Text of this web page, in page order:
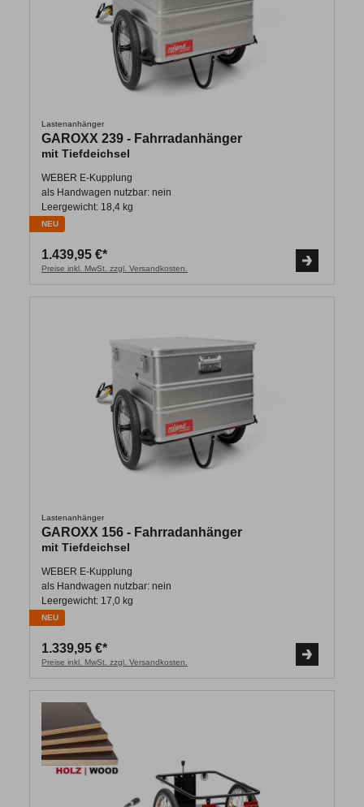
Lastenanhänger
GAROXX 239 - Fahrradanhänger
mit Tiefdeichsel
WEBER E-Kupplung
als Handwagen nutzbar: nein
Leergewicht: 18,4 kg
NEU
1.439,95 €*
Preise inkl. MwSt. zzgl. Versandkosten.
Lastenanhänger
GAROXX 156 - Fahrradanhänger
mit Tiefdeichsel
WEBER E-Kupplung
als Handwagen nutzbar: nein
Leergewicht: 17,0 kg
NEU
1.339,95 €*
Preise inkl. MwSt. zzgl. Versandkosten.